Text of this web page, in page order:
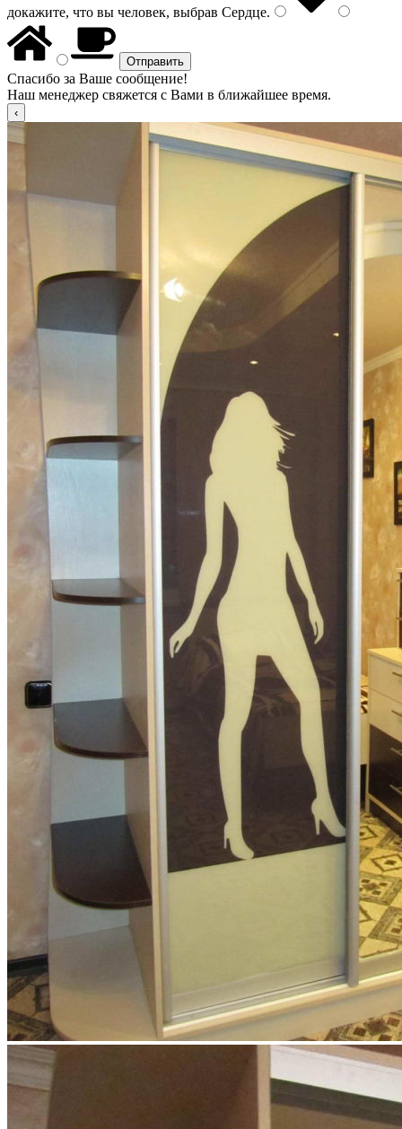
докажите, что вы человек, выбрав Сердце.
Спасибо за Ваше сообщение!
Наш менеджер свяжется с Вами в ближайшее время.